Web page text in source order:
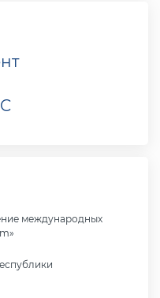
международных